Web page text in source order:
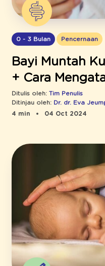
0 - 3 Bulan Pencernaan
Bayi Muntah
+ Cara
Ditulis oleh: Tim Penulis
Ditinjau oleh: Dr. dr. Eva
4 min
04 Oct 2024